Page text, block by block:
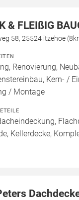
& FLEIßIG
58, 25524 itzehoe
Renovierung,
Kern- /
/ Montage
Kellerdecke,